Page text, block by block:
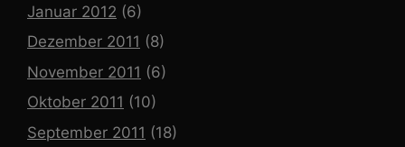
Januar 2012 (6)
Dezember 2011 (8)
November 2011 (6)
Oktober 2011 (10)
September 2011 (18)